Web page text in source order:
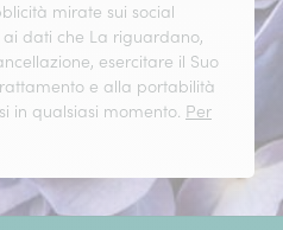
mirate sui social
dati che La riguardano,
esercitare il Suo
e alla portabilità
in qualsiasi momento. Per